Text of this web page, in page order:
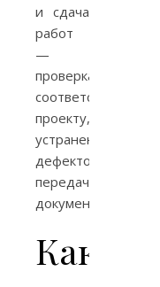
и сдача
работ
—
проверка
соответствия
проекту,
устранение
дефектов,
передачи
документов.
Как